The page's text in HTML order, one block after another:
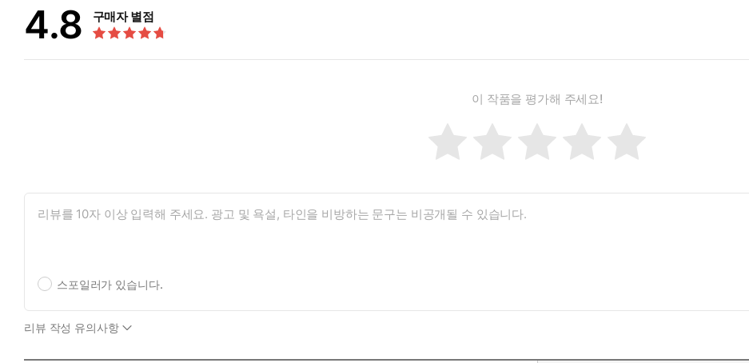
4.8 구매자 별점
이 작품을 평가해 주세요!
스포일러가 있습니다.
리뷰 작성 유의사항